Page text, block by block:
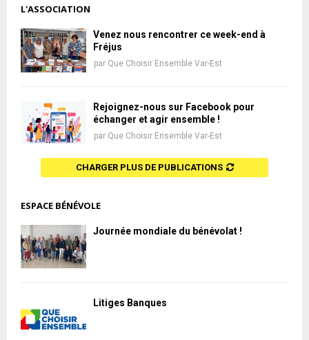
L'ASSOCIATION
Venez nous rencontrer ce week-end à
Fréjus
par Que Choisir Ensemble Var-Est
Rejoignez-nous sur Facebook pour
échanger et agir ensemble !
par Que Choisir Ensemble Var-Est
CHARGER PLUS DE PUBLICATIONS
ESPACE BÉNÉVOLE
Journée mondiale du bénévolat !
Litiges Banques